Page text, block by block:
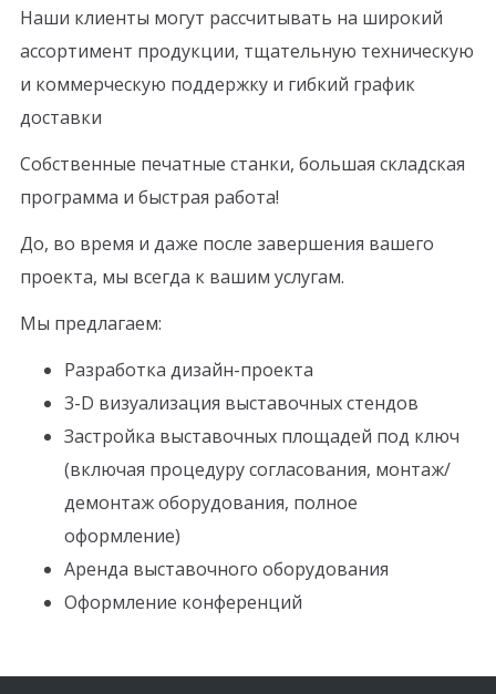
Наши клиенты могут рассчитывать на широкий
ассортимент продукции, тщательную техническую
и коммерческую поддержку и гибкий график
доставки
Собственные печатные станки, большая складская
программа и быстрая работа!
До, во время и даже после завершения вашего
проекта, мы всегда к вашим услугам.
Мы предлагаем:
Разработка дизайн-проекта
3-D визуализация выставочных стендов
Застройка выставочных площадей под ключ
(включая процедуру согласования, монтаж/
демонтаж оборудования, полное
оформление)
Аренда выставочного оборудования
Оформление конференций